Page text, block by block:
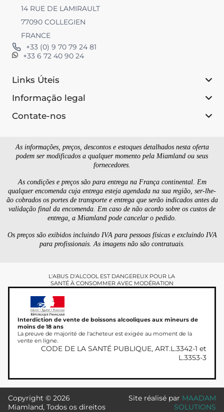
14 RUE DE LAMIRAULT
77090 COLLEGIEN
FRANCE
+33 (0) 9 70 79 24 81
+33 6 72 40 90 24
Links Úteis
Informação legal
Contate-nos
As informações, preços, descontos e estoques detalhados nesta oferta
podem ser modificados a qualquer momento pela Miamland ou seus
fornecedores.
As condições e preços são para entrega na França continental. Em
qualquer encomenda cuja entrega esteja agendada na sua região, ser-lhe-
ão cobrados os portes de transporte e entrega que serão indicados antes da
validação final da encomenda. Em caso de não acordo sobre os custos de
entrega, a Miamland pode cancelar o pedido.
Os preços são exibidos incluindo IVA para pessoas físicas e excluindo IVA
para profissionais. As imagens não são contratuais.
L'ABUS D'ALCOOL EST DANGEREUX POUR LA
SANTÉ À CONSOMMER AVEC MODÉRATION
Interdiction de vente de boissons alcooliques aux mineurs de
moins de 18 ans
La preuve de majorité de l'acheteur est exigée au moment de la
vente en ligne.
CODE DE LA SANTÉ PUBLIQUE, ART.L.3342-1 et
L.3353-3
Copyright © 2026
Miamland, Todos os direitos
Site réalisé par MAADAM
SOLUTIONS